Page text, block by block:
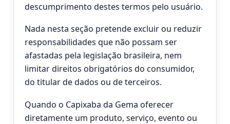
descumprimento destes termos pelo usuário.
Nada nesta seção pretende excluir ou reduzir
responsabilidades que não possam ser
afastadas pela legislação brasileira, nem
limitar direitos obrigatórios do consumidor,
do titular de dados ou de terceiros.
Quando o Capixaba da Gema oferecer
diretamente um produto, serviço, evento ou